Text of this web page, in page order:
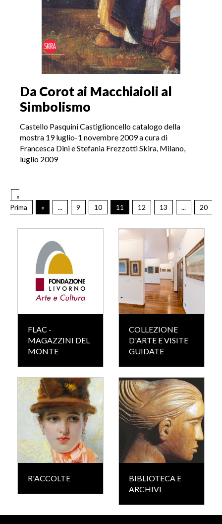
Da Corot ai Macchiaioli al
Simbolismo
Castello Pasquini Castiglioncello catalogo della
mostra 19 luglio-1 novembre 2009 a cura di
Francesca Dini e Stefania Frezzotti Skira, Milano,
luglio 2009
«
Prima
« ... 9 10 11 12 13 ... 20
FLAC -
MAGAZZINI DEL
MONTE
COLLEZIONE
D'ARTE E VISITE
GUIDATE
R'ACCOLTE
BIBLIOTECA E
ARCHIVI